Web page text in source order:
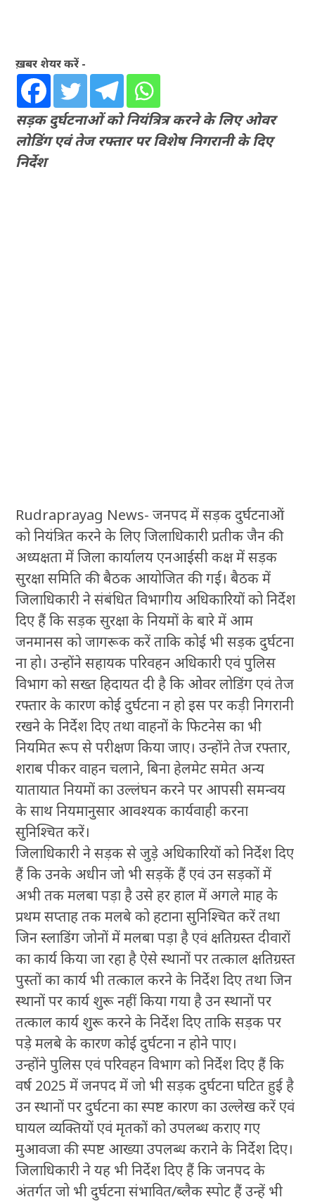
ख़बर शेयर करें -
सड़क दुर्घटनाओं को नियंत्रित्र करने के लिए ओवर
लोडिंग एवं तेज रफ्तार पर विशेष निगरानी के दिए
निर्देश
Rudraprayag News- जनपद में सड़क दुर्घटनाओं
को नियंत्रित करने के लिए जिलाधिकारी प्रतीक जैन की
अध्यक्षता में जिला कार्यालय एनआईसी कक्ष में सड़क
सुरक्षा समिति की बैठक आयोजित की गई। बैठक में
जिलाधिकारी ने संबंधित विभागीय अधिकारियों को निर्देश
दिए हैं कि सड़क सुरक्षा के नियमों के बारे में आम
जनमानस को जागरूक करें ताकि कोई भी सड़क दुर्घटना
ना हो। उन्होंने सहायक परिवहन अधिकारी एवं पुलिस
विभाग को सख्त हिदायत दी है कि ओवर लोडिंग एवं तेज
रफ्तार के कारण कोई दुर्घटना न हो इस पर कड़ी निगरानी
रखने के निर्देश दिए तथा वाहनों के फिटनेस का भी
नियमित रूप से परीक्षण किया जाए। उन्होंने तेज रफ्तार,
शराब पीकर वाहन चलाने, बिना हेलमेट समेत अन्य
यातायात नियमों का उल्लंघन करने पर आपसी समन्वय
के साथ नियमानुसार आवश्यक कार्यवाही करना
सुनिश्चित करें।
जिलाधिकारी ने सड़क से जुडे़ अधिकारियों को निर्देश दिए
हैं कि उनके अधीन जो भी सड़कें हैं एवं उन सड़कों में
अभी तक मलबा पड़ा है उसे हर हाल में अगले माह के
प्रथम सप्ताह तक मलबे को हटाना सुनिश्चित करें तथा
जिन स्लाडिंग जोनों में मलबा पड़ा है एवं क्षतिग्रस्त दीवारों
का कार्य किया जा रहा है ऐसे स्थानों पर तत्काल क्षतिग्रस्त
पुस्तों का कार्य भी तत्काल करने के निर्देश दिए तथा जिन
स्थानों पर कार्य शुरू नहीं किया गया है उन स्थानों पर
तत्काल कार्य शुरू करने के निर्देश दिए ताकि सड़क पर
पड़े मलबे के कारण कोई दुर्घटना न होने पाए।
उन्होंने पुलिस एवं परिवहन विभाग को निर्देश दिए हैं कि
वर्ष 2025 में जनपद में जो भी सड़क दुर्घटना घटित हुई है
उन स्थानों पर दुर्घटना का स्पष्ट कारण का उल्लेख करें एवं
घायल व्यक्तियों एवं मृतकों को उपलब्ध कराए गए
मुआवजा की स्पष्ट आख्या उपलब्ध कराने के निर्देश दिए।
जिलाधिकारी ने यह भी निर्देश दिए हैं कि जनपद के
अंतर्गत जो भी दुर्घटना संभावित/ब्लैक स्पोट हैं उन्हें भी